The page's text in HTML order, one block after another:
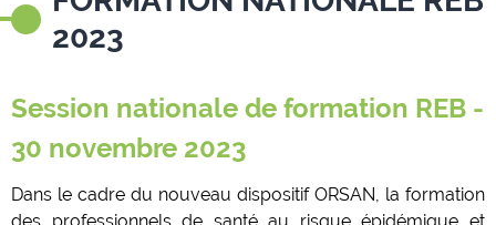
2023
Session nationale de formation REB -
30 novembre 2023
Dans le cadre du nouveau dispositif ORSAN, la formation